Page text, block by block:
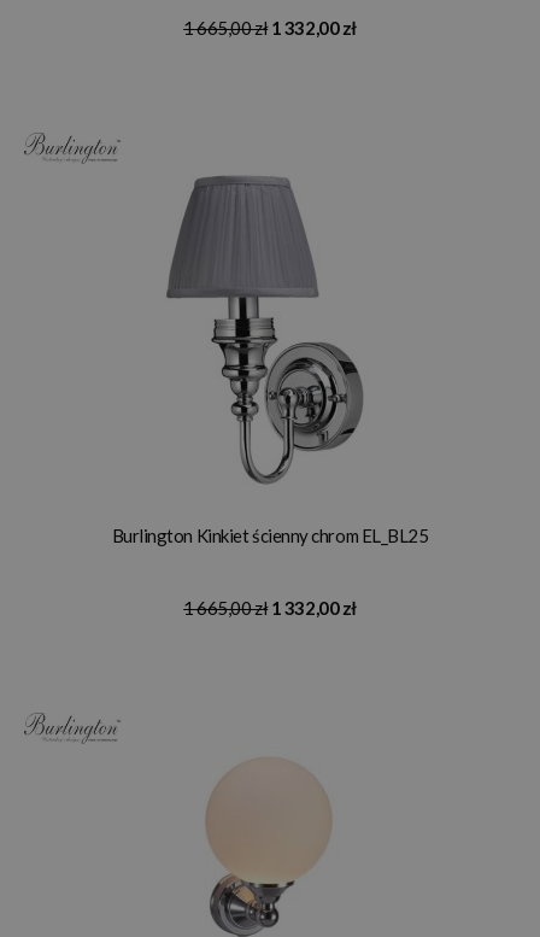
1 665,00 zł 1 332,00 zł
Burlington Kinkiet ścienny chrom EL_BL25
1 665,00 zł 1 332,00 zł